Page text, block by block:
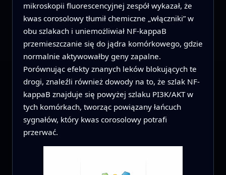
mikroskopii fluorescencyjnej zespół wykazał, że
kwas corosolowy tłumił chemiczne „włączniki” w
obu szlakach i uniemożliwiał NF-kappaB
przemieszczanie się do jądra komórkowego, gdzie
normalnie aktywowałby geny zapalne.
Porównując efekty znanych leków blokujących te
drogi, znaleźli również dowody na to, że szlak NF-
kappaB znajduje się powyżej szlaku PI3K/AKT w
tych komórkach, tworząc powiązany łańcuch
sygnałów, który kwas corosolowy potrafi
przerwać.